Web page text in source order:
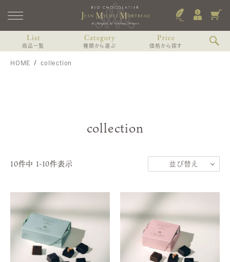
List
商品一覧
13個入（焼き菓子、ショコラ）
マリアージュ
VOYAGE, Voyages
gourmands
ヴォヤージュ ／ ヴォヤージュ・グルモン
ヴォヤージュ・デュ・カカオ
-édition2026-
ヴォヤージュ・グルモン WDス
Category
種類から選ぶ
オランジェット入りアソート
Price
価格から探す
HOME collection
collection
並び替え
価格が高い順
10件中 1-10件表示